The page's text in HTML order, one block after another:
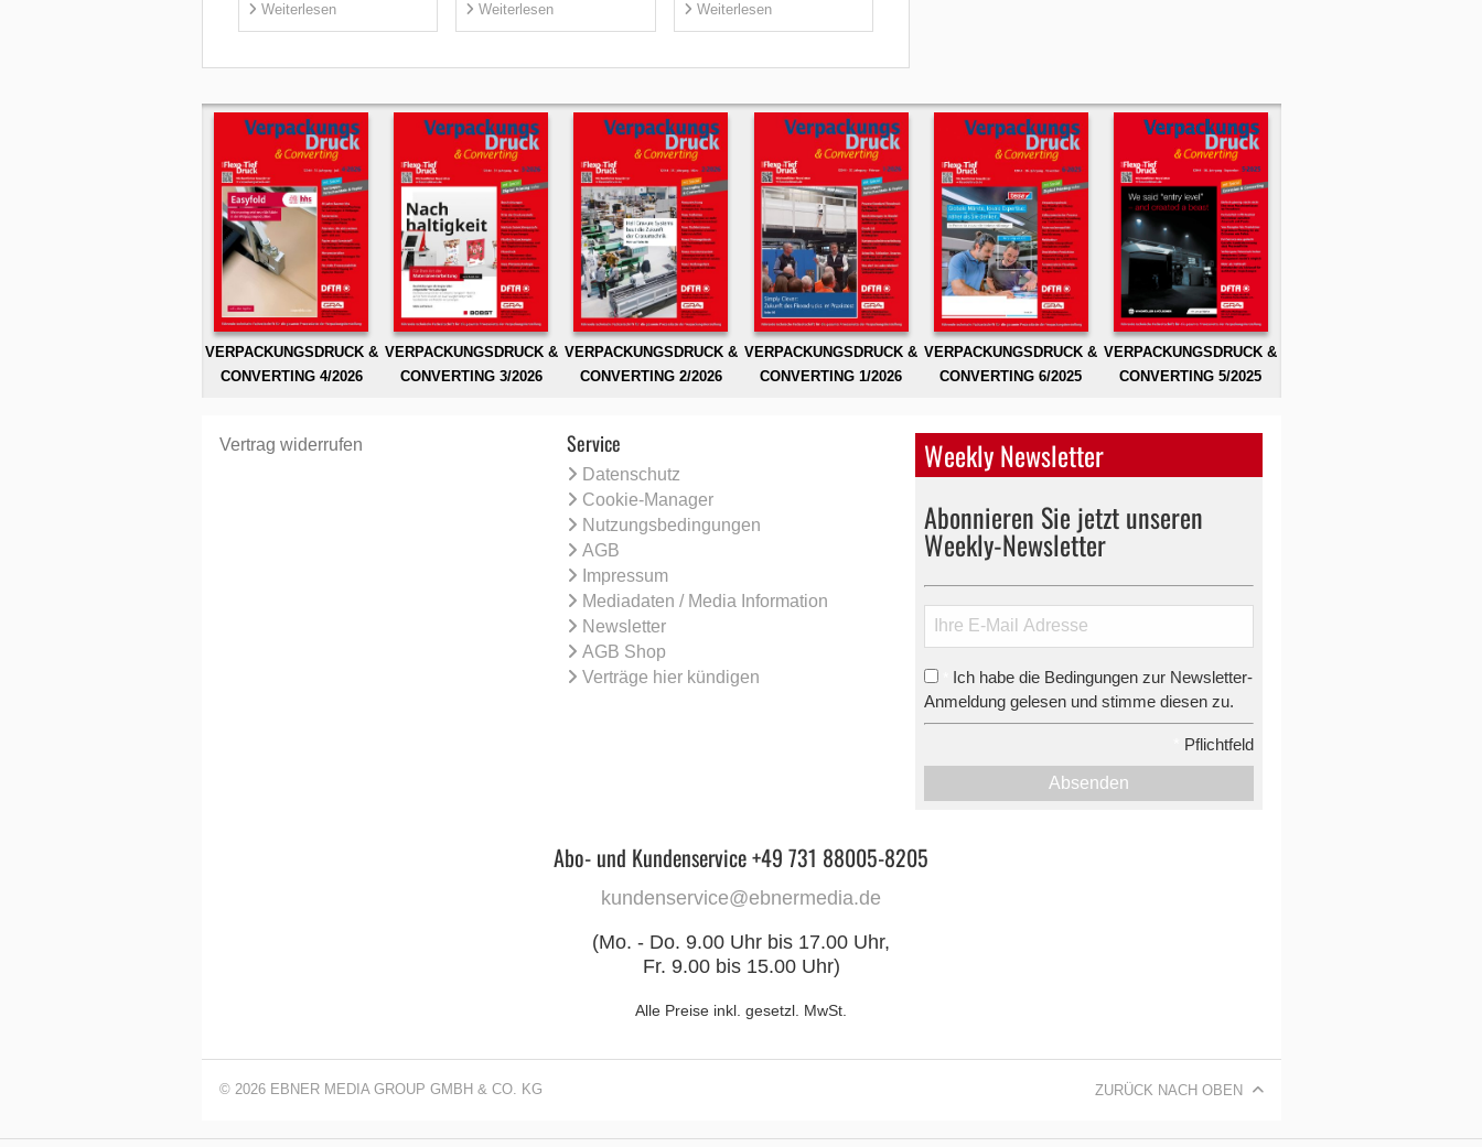
Weiterlesen Weiterlesen Weiterlesen
VERPACKUNGSDRUCK &
CONVERTING 4/2026
VERPACKUNGSDRUCK &
CONVERTING 3/2026
VERPACKUNGSDRUCK &
CONVERTING 2/2026
VERPACKUNGSDRUCK &
CONVERTING 1/2026
VERPACKUNGSDRUCK &
CONVERTING 6/2025
VERPACKUNGSDRUCK &
CONVERTING 5/2025
Vertrag widerrufen Service
Datenschutz
Cookie-Manager
Nutzungsbedingungen
AGB
Impressum
Mediadaten / Media Information
Newsletter
AGB Shop
Verträge hier kündigen
Weekly Newsletter
Abonnieren Sie jetzt unseren
Weekly-Newsletter
Ich habe die Bedingungen zur Newsletter-
Anmeldung gelesen und stimme diesen zu.
Pflichtfeld
Absenden
Abo- und Kundenservice +49 731 88005-8205
kundenservice@ebnermedia.de
(Mo. - Do. 9.00 Uhr bis 17.00 Uhr,
Fr. 9.00 bis 15.00 Uhr)
Alle Preise inkl. gesetzl. MwSt.
© 2026 EBNER MEDIA GROUP GMBH & CO. KG ZURÜCK NACH OBEN